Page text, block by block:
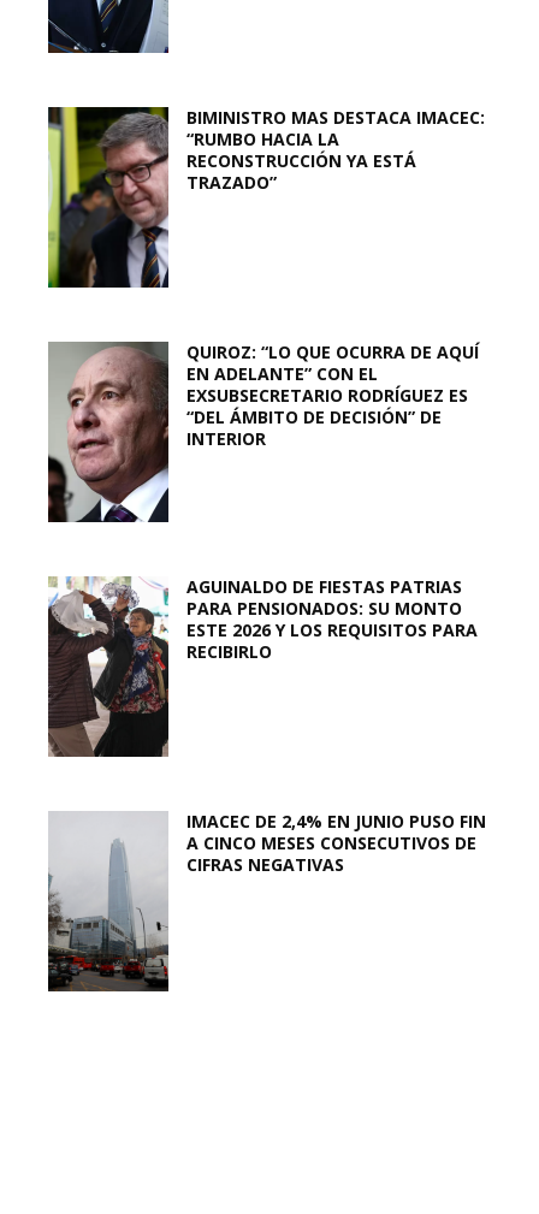
BIMINISTRO MAS DESTACA IMACEC:
“RUMBO HACIA LA
RECONSTRUCCIÓN YA ESTÁ
TRAZADO”
QUIROZ: “LO QUE OCURRA DE AQUÍ
EN ADELANTE” CON EL
EXSUBSECRETARIO RODRÍGUEZ ES
“DEL ÁMBITO DE DECISIÓN” DE
INTERIOR
AGUINALDO DE FIESTAS PATRIAS
PARA PENSIONADOS: SU MONTO
ESTE 2026 Y LOS REQUISITOS PARA
RECIBIRLO
IMACEC DE 2,4% EN JUNIO PUSO FIN
A CINCO MESES CONSECUTIVOS DE
CIFRAS NEGATIVAS